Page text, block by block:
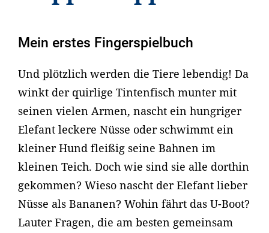
Mein erstes Fingerspielbuch
Und plötzlich werden die Tiere lebendig! Da
winkt der quirlige Tintenfisch munter mit
seinen vielen Armen, nascht ein hungriger
Elefant leckere Nüsse oder schwimmt ein
kleiner Hund fleißig seine Bahnen im
kleinen Teich. Doch wie sind sie alle dorthin
gekommen? Wieso nascht der Elefant lieber
Nüsse als Bananen? Wohin fährt das U-Boot?
Lauter Fragen, die am besten gemeinsam